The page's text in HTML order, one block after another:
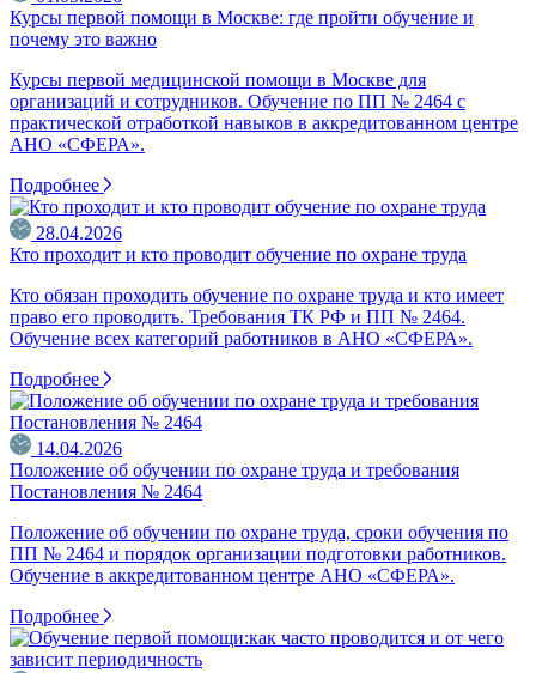
Курсы первой помощи в Москве: где пройти обучение и
почему это важно
Курсы первой медицинской помощи в Москве для
организаций и сотрудников. Обучение по ПП № 2464 с
практической отработкой навыков в аккредитованном центре
АНО «СФЕРА».
Подробнее
28.04.2026
Кто проходит и кто проводит обучение по охране труда
Кто обязан проходить обучение по охране труда и кто имеет
право его проводить. Требования ТК РФ и ПП № 2464.
Обучение всех категорий работников в АНО «СФЕРА».
Подробнее
14.04.2026
Положение об обучении по охране труда и требования
Постановления № 2464
Положение об обучении по охране труда, сроки обучения по
ПП № 2464 и порядок организации подготовки работников.
Обучение в аккредитованном центре АНО «СФЕРА».
Подробнее